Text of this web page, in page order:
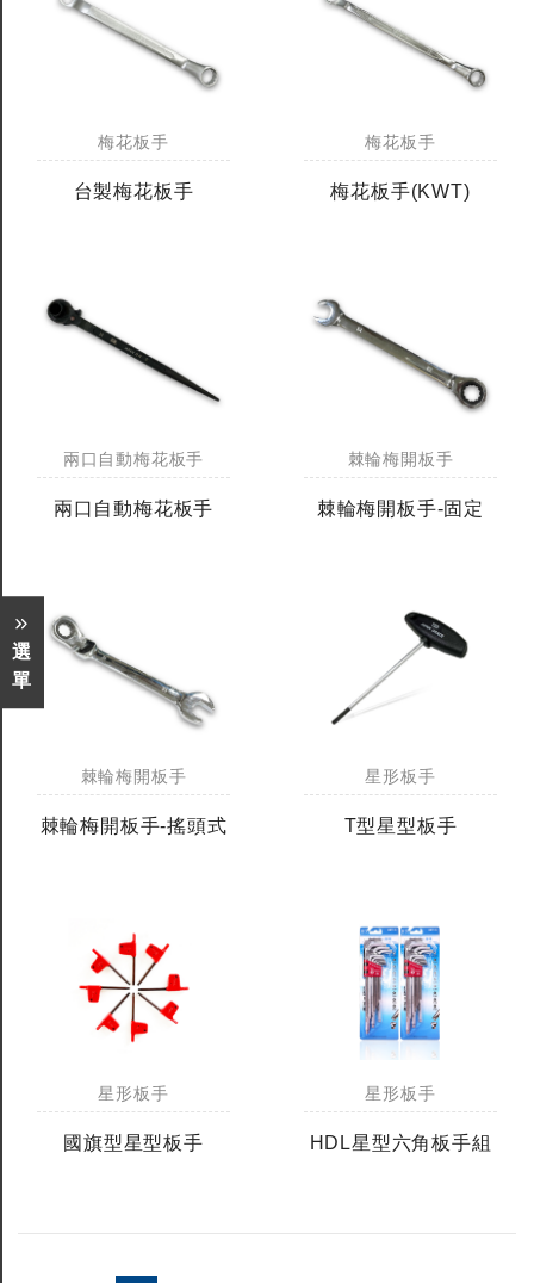
選
單
台製WEENIX四刃全鎢鋼銑刀
台製WEENIX加長二
銑刀
梅花板手
台製梅花板手
梅花板手
梅花板手(KWT)
兩口自動梅花板手
兩口自動梅花板手
棘輪梅開板手
棘輪梅開板手-固定
棘輪梅開板手
棘輪梅開板手-搖頭式
星形板手
T型星型板手
星形板手
國旗型星型板手
星形板手
HDL星型六角板手組